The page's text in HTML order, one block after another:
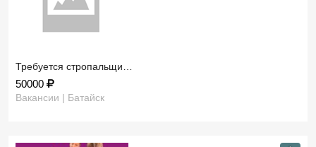
Требуется стропальщи…
50000
Вакансии | Батайск